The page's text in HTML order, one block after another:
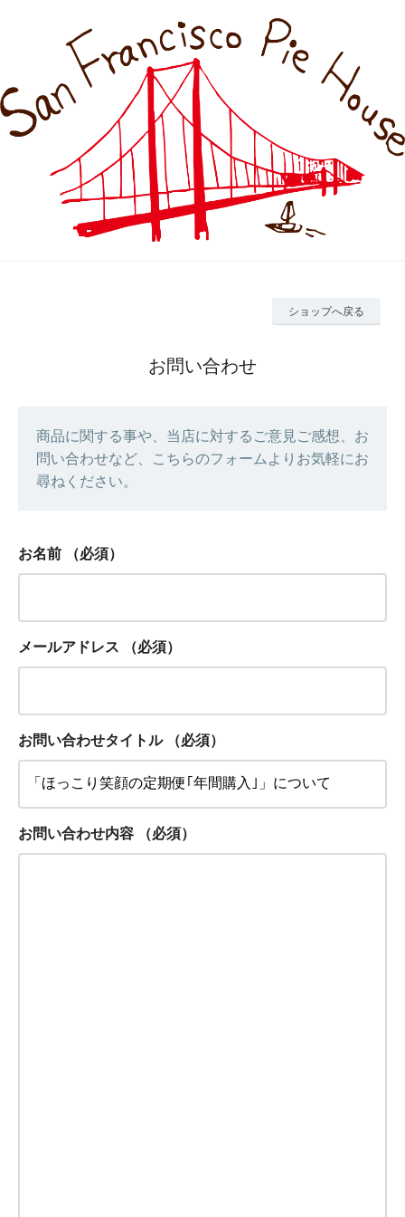
ショップへ戻る
お問い合わせ
商品に関する事や、当店に対するご意見ご感想、お
問い合わせなど、こちらのフォームよりお気軽にお
尋ねください。
お名前 （必須）
メールアドレス （必須）
お問い合わせタイトル （必須）
お問い合わせ内容 （必須）